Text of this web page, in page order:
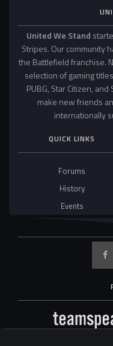
United We Stand
Stripes. Our community
the Battlefield franchise.
selection of gaming
PUBG, Star Citizen,
make new friends
internationally
QUICK LINKS
Forums
History
Events